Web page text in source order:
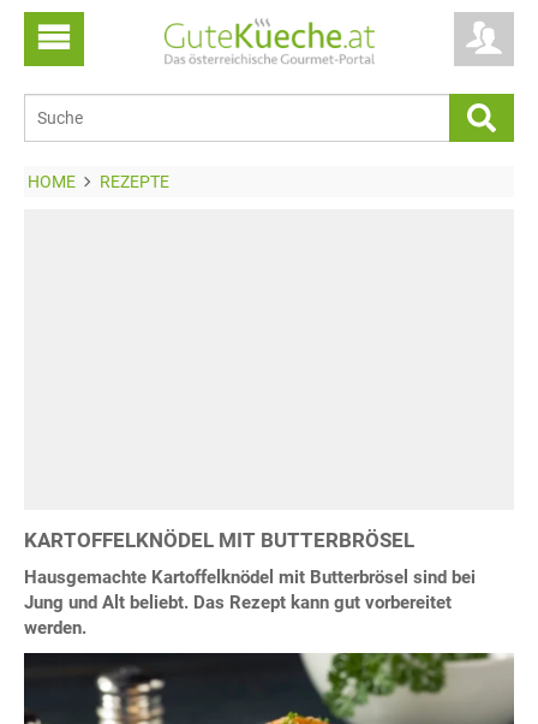
HOME REZEPTE
KARTOFFELKNÖDEL MIT BUTTERBRÖSEL
Hausgemachte Kartoffelknödel mit Butterbrösel sind bei
Jung und Alt beliebt. Das Rezept kann gut vorbereitet
werden.